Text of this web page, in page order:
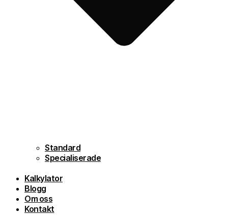
Standard
Specialiserade
Kalkylator
Blogg
Om oss
Kontakt